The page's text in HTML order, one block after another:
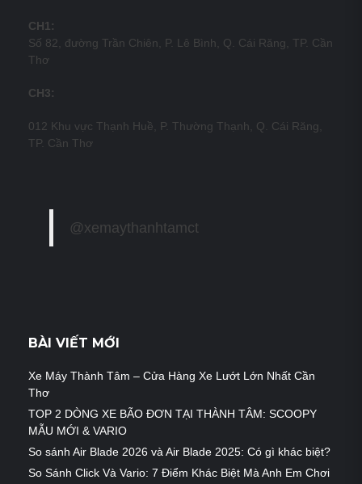
CH1:
Số 82, đường Trần Chiên, P. Lê Bình, Q. Cái Răng, TP. Cần
Thơ
CH3:
012 Khu vực Thạnh Huề, P. Thường Thạnh, Q. Cái Răng,
TP. Cần Thơ
@xemaythanhtamct
BÀI VIẾT MỚI
Xe Máy Thành Tâm – Cửa Hàng Xe Lướt Lớn Nhất Cần
Thơ
TOP 2 DÒNG XE BÃO ĐƠN TẠI THÀNH TÂM: SCOOPY
MẪU MỚI & VARIO
So sánh Air Blade 2026 và Air Blade 2025: Có gì khác biệt?
So Sánh Click Và Vario: 7 Điểm Khác Biệt Mà Anh Em Chơi